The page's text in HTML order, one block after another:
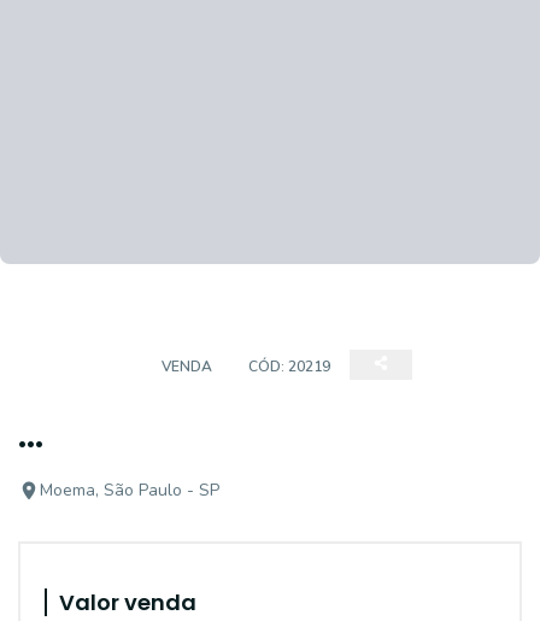
VENDA CÓD: 20219
...
Moema, São Paulo - SP
Valor venda